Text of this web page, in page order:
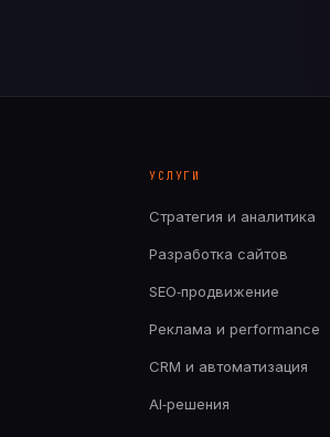
УСЛУГИ
Стратегия и аналитика
Разработка сайтов
SEO‑продвижение
Реклама и performance
CRM и автоматизация
AI‑решения